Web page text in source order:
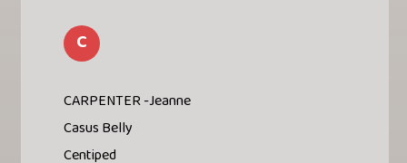
C
CARPENTER -Jeanne
Casus Belly
Centiped